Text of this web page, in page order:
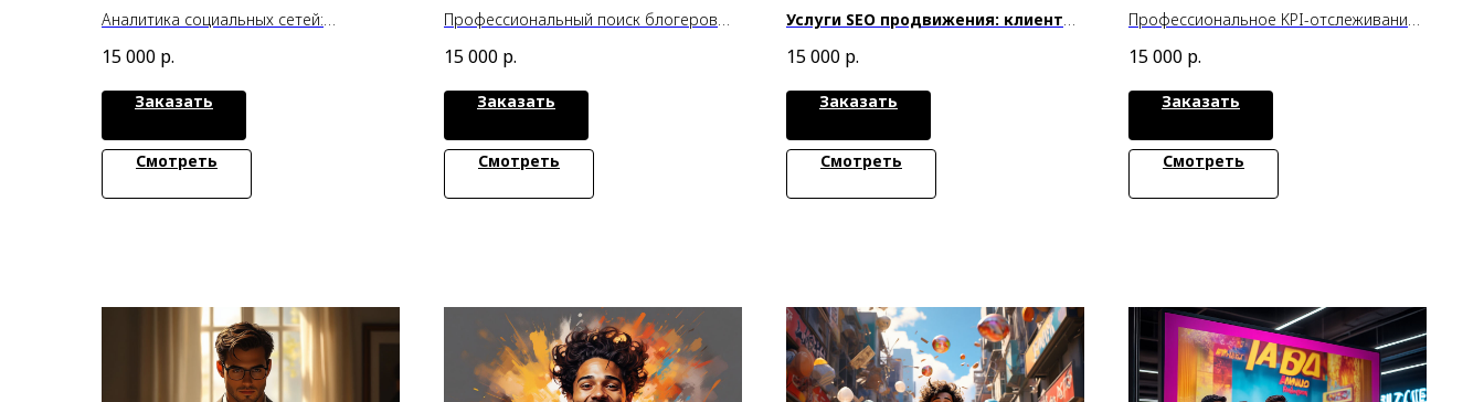
Аналитика социальных сетей:
мощный инструмент роста
15 000 р.
Заказать
Смотреть
Профессиональный поиск блогеров
вашего бренда
15 000 р.
Заказать
Смотреть
Услуги SEO продвижения: клиенты
15 000 р.
Заказать
Смотреть
Профессиональное KPI-отслеживание
15 000 р.
Заказать
Смотреть